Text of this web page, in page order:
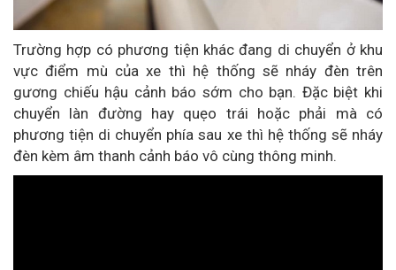
Trường hợp có phương tiện khác đang di chuyển ở khu
vực điểm mù của xe thì hệ thống sẽ nháy đèn trên
gương chiếu hậu cảnh báo sớm cho bạn. Đặc biệt khi
chuyển làn đường hay quẹo trái hoặc phải mà có
phương tiện di chuyển phía sau xe thì hệ thống sẽ nháy
đèn kèm âm thanh cảnh báo vô cùng thông minh.